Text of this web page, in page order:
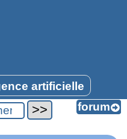
artificielle